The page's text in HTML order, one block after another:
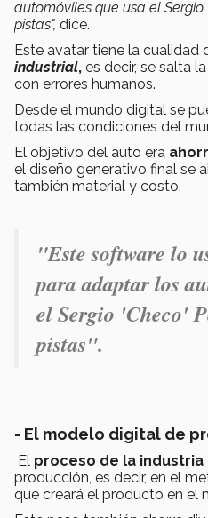
automóviles que usa el
pistas", dice.
Este avatar tiene la cualidad
industrial, es decir, se salta
con errores humanos.
Desde el mundo digital se
todas las condiciones del
El objetivo del auto era
el diseño generativo final se
también material y costo.
"Este software lo
para adaptar los
el Sergio 'Checo'
pistas".
- El modelo digital de
El proceso de la industria
producción, es decir, en el
que creará el producto en el